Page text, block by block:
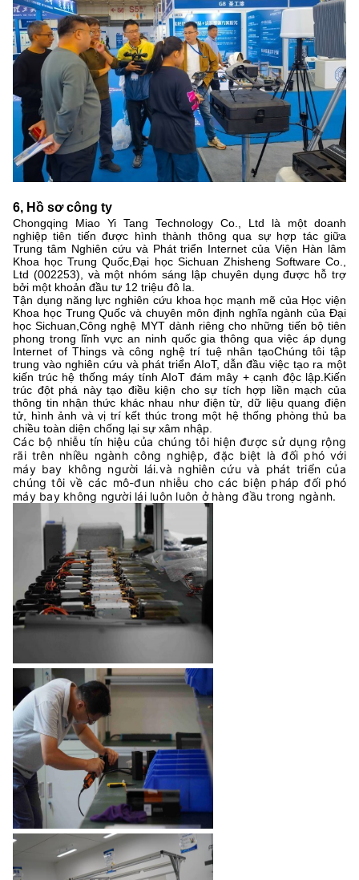
6, Hồ sơ công ty
Chongqing Miao Yi Tang Technology Co., Ltd là một doanh
nghiệp tiên tiến được hình thành thông qua sự hợp tác giữa
Trung tâm Nghiên cứu và Phát triển Internet của Viện Hàn lâm
Khoa học Trung Quốc,Đại học Sichuan Zhisheng Software Co.,
Ltd (002253), và một nhóm sáng lập chuyên dụng được hỗ trợ
bởi một khoản đầu tư 12 triệu đô la.
Tận dụng năng lực nghiên cứu khoa học mạnh mẽ của Học viện
Khoa học Trung Quốc và chuyên môn định nghĩa ngành của Đại
học Sichuan,Công nghệ MYT dành riêng cho những tiến bộ tiên
phong trong lĩnh vực an ninh quốc gia thông qua việc áp dụng
Internet of Things và công nghệ trí tuệ nhân tạoChúng tôi tập
trung vào nghiên cứu và phát triển AIoT, dẫn đầu việc tạo ra một
kiến trúc hệ thống máy tính AIoT đám mây + cạnh độc lập.Kiến
trúc đột phá này tạo điều kiện cho sự tích hợp liền mạch của
thông tin nhận thức khác nhau như điện từ, dữ liệu quang điện
tử, hình ảnh và vị trí kết thúc trong một hệ thống phòng thủ ba
chiều toàn diện chống lại sự xâm nhập.
Các bộ nhiễu tín hiệu của chúng tôi hiện được sử dụng rộng
rãi trên nhiều ngành công nghiệp, đặc biệt là đối phó với
máy bay không người lái.và nghiên cứu và phát triển của
chúng tôi về các mô-đun nhiễu cho các biện pháp đối phó
máy bay không người lái luôn luôn ở hàng đầu trong ngành.